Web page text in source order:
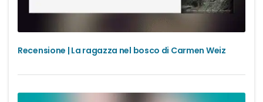
Recensione | La ragazza nel bosco di Carmen Weiz